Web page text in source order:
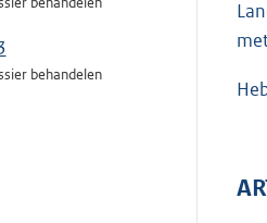
behandelen